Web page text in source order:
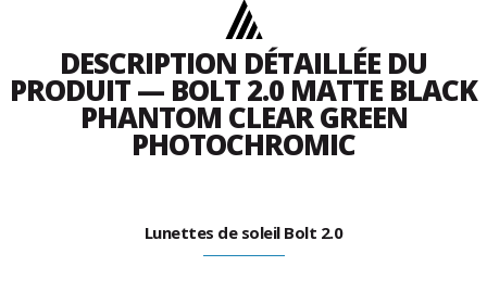
DESCRIPTION DÉTAILLÉE DU
PRODUIT — BOLT 2.0 MATTE BLACK
PHANTOM CLEAR GREEN
PHOTOCHROMIC
Lunettes de soleil Bolt 2.0